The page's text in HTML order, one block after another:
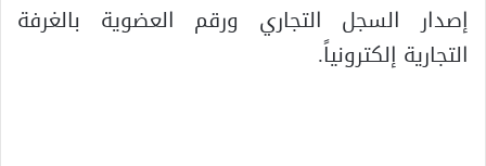
إصدار السجل التجاري ورقم العضوية بالغرفة
التجارية إلكترونياً.